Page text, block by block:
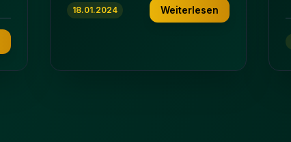
18.01.2024 Weiterlesen